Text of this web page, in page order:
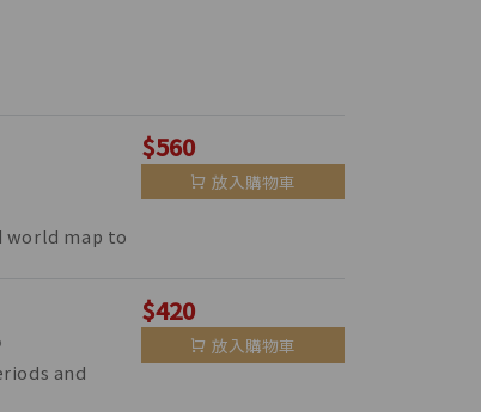
world map to
$560
放入購物車
and
$420
放入購物車